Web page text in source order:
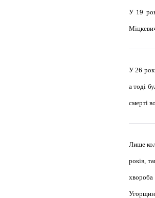
У 19
У 26
а тоді
смерті
Лише
років,
хвороба